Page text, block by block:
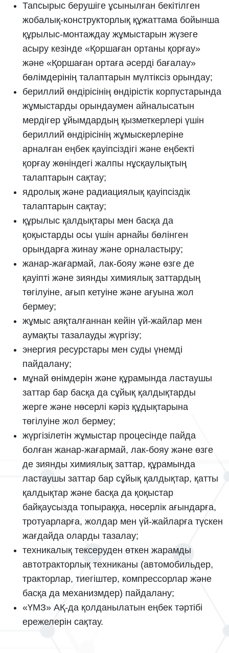
Тапсырыс берушіге ұсынылған бекітілген
жобалық-конструкторлық құжаттама бойынша
құрылыс-монтаждау жұмыстарын жүзеге
асыру кезінде «Қоршаған ортаны қорғау»
және «Қоршаған ортаға әсерді бағалау»
бөлімдерінің талаптарын мүлтіксіз орындау;
бериллий өндірісінің өндірістік корпустарында
жұмыстарды орындаумен айналысатын
мердігер ұйымдардың қызметкерлері үшін
бериллий өндірісінің жұмыскерлеріне
арналған еңбек қауіпсіздігі және еңбекті
қорғау жөніндегі жалпы нұсқаулықтың
талаптарын сақтау;
ядролық және радиациялық қауіпсіздік
талаптарын сақтау;
құрылыс қалдықтары мен басқа да
қоқыстарды осы үшін арнайы бөлінген
орындарға жинау және орналастыру;
жанар-жағармай, лак-бояу және өзге де
қауіпті және зиянды химиялық заттардың
төгілуіне, ағып кетуіне және ағуына жол
бермеу;
жұмыс аяқталғаннан кейін үй-жайлар мен
аумақты тазалауды жүргізу;
энергия ресурстары мен суды үнемді
пайдалану;
мұнай өнімдерін және құрамында ластаушы
заттар бар басқа да сұйық қалдықтарды
жерге және нөсерлі кәріз құдықтарына
төгілуіне жол бермеу;
жүргізілетін жұмыстар процесінде пайда
болған жанар-жағармай, лак-бояу және өзге
де зиянды химиялық заттар, құрамында
ластаушы заттар бар сұйық қалдықтар, қатты
қалдықтар және басқа да қоқыстар
байқаусызда топыраққа, нөсерлік ағындарға,
тротуарларға, жолдар мен үй-жайларға түскен
жағдайда оларды тазалау;
техникалық тексеруден өткен жарамды
автотракторлық техниканы (автомобильдер,
тракторлар, тиегіштер, компрессорлар және
басқа да механизмдер) пайдалану;
«ҮМЗ» АҚ-да қолданылатын еңбек тәртібі
ережелерін сақтау.